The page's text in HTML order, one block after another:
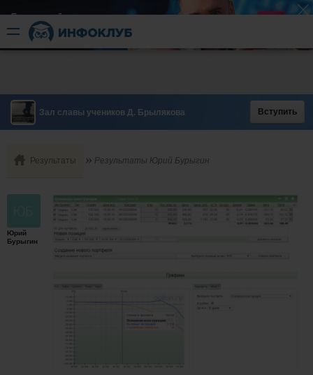
Быстрый разгон
​в короткие сроки
Зал славы учеников Д. Брылякова Вступить
Результаты Результаты Юрий Бурыгин
Юрий
Бурыгин